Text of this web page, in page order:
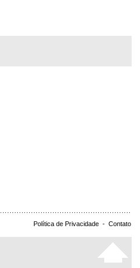
Política de Privacidade - Contato